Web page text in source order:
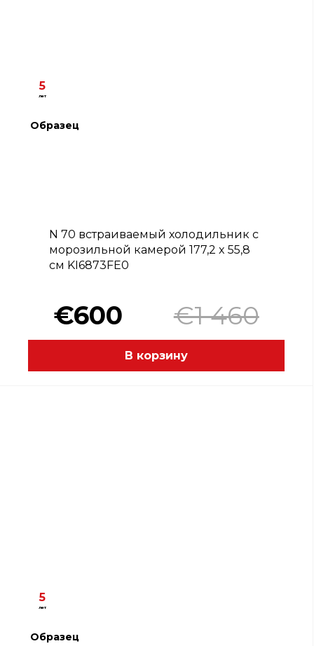
5
лет
Образец
N 70 встраиваемый холодильник с
морозильной камерой 177,2 x 55,8
см KI6873FE0
€600 €1 460
В корзину
5
лет
Образец